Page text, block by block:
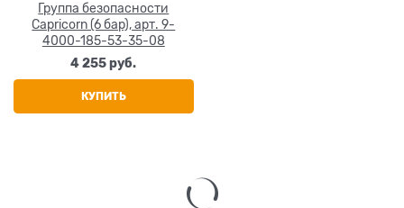
Группа безопасности
Capricorn (6 бар), арт. 9-
4000-185-53-35-08
4 255 руб.
КУПИТЬ